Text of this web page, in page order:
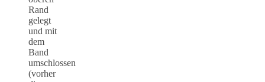
Rand
gelegt
und mit
dem
Band
umschlossen
(vorher